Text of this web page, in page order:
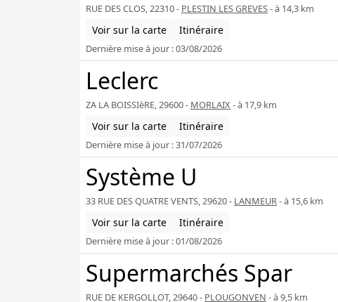
RUE DES CLOS, 22310 - PLESTIN LES GREVES- à 14,3 km
Voir sur la carte Itinéraire
Dernière mise à jour : 03/08/2026
Leclerc
ZA LA BOISSIèRE, 29600 - MORLAIX- à 17,9 km
Voir sur la carte Itinéraire
Dernière mise à jour : 31/07/2026
Système U
33 RUE DES QUATRE VENTS, 29620 - LANMEUR- à 15,6 km
Voir sur la carte Itinéraire
Dernière mise à jour : 01/08/2026
Supermarchés Spar
RUE DE KERGOLLOT, 29640 - PLOUGONVEN - à 9,5 km